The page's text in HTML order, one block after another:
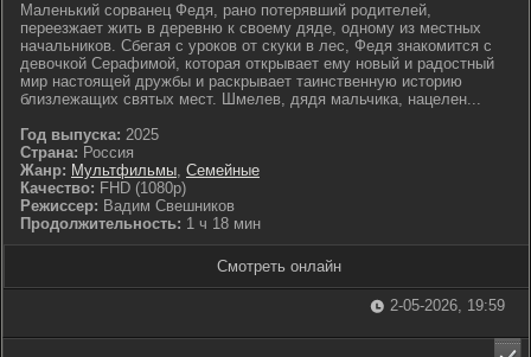
Маленький сорванец Федя, рано потерявший родителей,
переезжает жить в деревню к своему дяде, одному из местных
начальников. Сбегая с уроков от скуки в лес, Федя знакомится с
девочкой Серафимой, которая открывает ему новый и радостный
мир настоящей дружбы и раскрывает таинственную историю
близлежащих святых мест. Шмелев, дядя мальчика, нацелен...
Год выпуска: 2025
Страна: Россия
Жанр: Мультфильмы, Семейные
Качество: FHD (1080p)
Режиссер: Вадим Свешников
Продолжительность: 1 ч 18 мин
Смотреть онлайн
2-05-2026, 19:59